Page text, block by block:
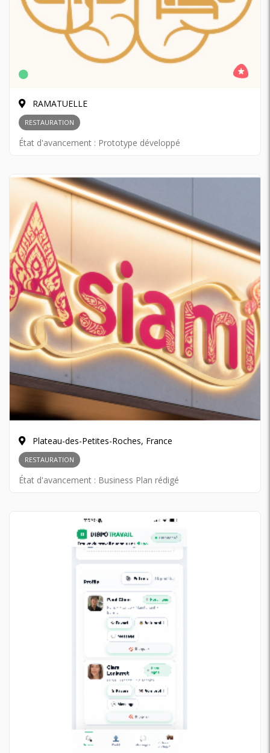
RAMATUELLE
RESTAURATION
État d'avancement : Prototype développé
Plateau-des-Petites-Roches, France
RESTAURATION
État d'avancement : Business Plan rédigé